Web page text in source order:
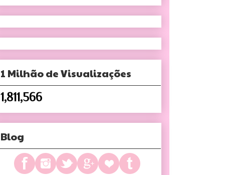
1 Milhão de Visualizações
1,811,566
Blog